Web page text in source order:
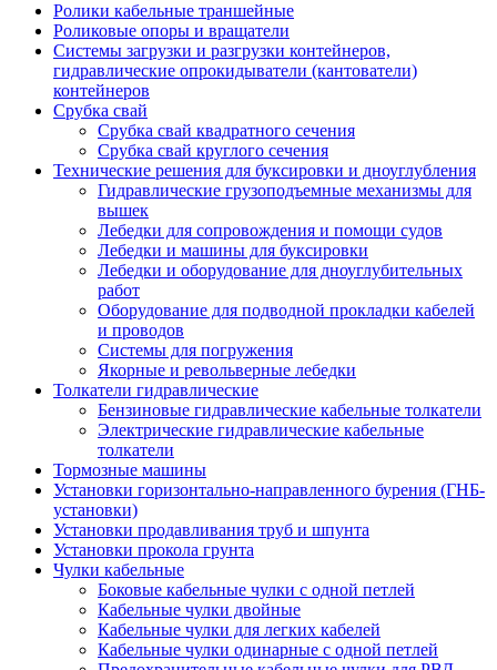
Ролики кабельные траншейные
Роликовые опоры и вращатели
Системы загрузки и разгрузки контейнеров,
гидравлические опрокидыватели (кантователи)
контейнеров
Срубка свай
Срубка свай квадратного сечения
Срубка свай круглого сечения
Технические решения для буксировки и дноуглубления
Гидравлические грузоподъемные механизмы для
вышек
Лебедки для сопровождения и помощи судов
Лебедки и машины для буксировки
Лебедки и оборудование для дноуглубительных
работ
Оборудование для подводной прокладки кабелей
и проводов
Системы для погружения
Якорные и револьверные лебедки
Толкатели гидравлические
Бензиновые гидравлические кабельные толкатели
Электрические гидравлические кабельные
толкатели
Тормозные машины
Установки горизонтально-направленного бурения (ГНБ-
установки)
Установки продавливания труб и шпунта
Установки прокола грунта
Чулки кабельные
Боковые кабельные чулки с одной петлей
Кабельные чулки двойные
Кабельные чулки для легких кабелей
Кабельные чулки одинарные с одной петлей